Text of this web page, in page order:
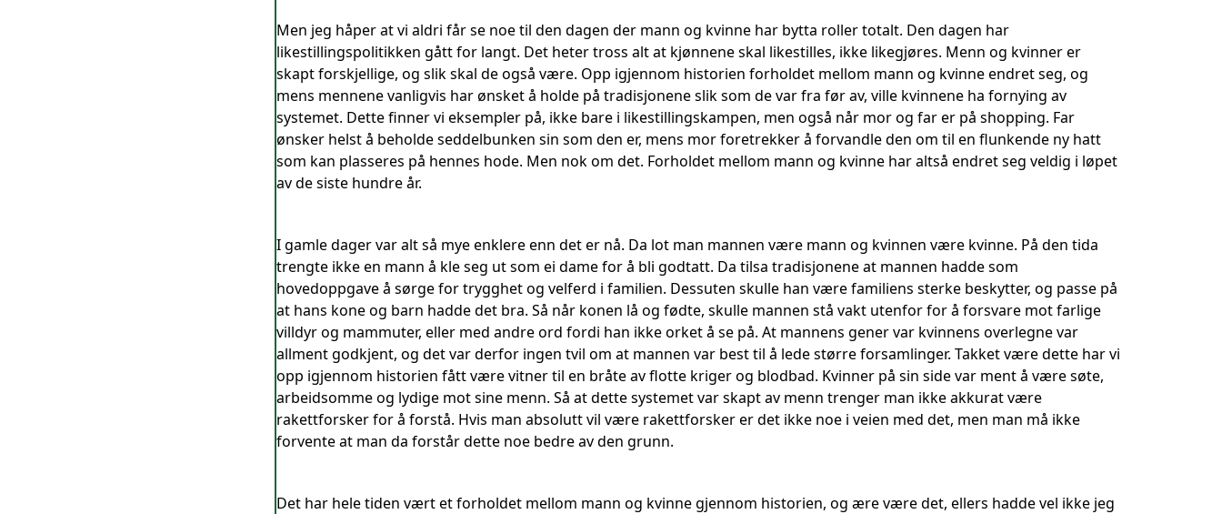
Men jeg håper at vi aldri får se noe til den dagen der mann og kvinne har bytta roller totalt. Den dagen har
likestillingspolitikken gått for langt. Det heter tross alt at kjønnene skal likestilles, ikke likegjøres. Menn og kvinner er
skapt forskjellige, og slik skal de også være. Opp igjennom historien forholdet mellom mann og kvinne endret seg, og
mens mennene vanligvis har ønsket å holde på tradisjonene slik som de var fra før av, ville kvinnene ha fornying av
systemet. Dette finner vi eksempler på, ikke bare i likestillingskampen, men også når mor og far er på shopping. Far
ønsker helst å beholde seddelbunken sin som den er, mens mor foretrekker å forvandle den om til en flunkende ny hatt
som kan plasseres på hennes hode. Men nok om det. Forholdet mellom mann og kvinne har altså endret seg veldig i løpet
av de siste hundre år.
I gamle dager var alt så mye enklere enn det er nå. Da lot man mannen være mann og kvinnen være kvinne. På den tida
trengte ikke en mann å kle seg ut som ei dame for å bli godtatt. Da tilsa tradisjonene at mannen hadde som
hovedoppgave å sørge for trygghet og velferd i familien. Dessuten skulle han være familiens sterke beskytter, og passe på
at hans kone og barn hadde det bra. Så når konen lå og fødte, skulle mannen stå vakt utenfor for å forsvare mot farlige
villdyr og mammuter, eller med andre ord fordi han ikke orket å se på. At mannens gener var kvinnens overlegne var
allment godkjent, og det var derfor ingen tvil om at mannen var best til å lede større forsamlinger. Takket være dette har vi
opp igjennom historien fått være vitner til en bråte av flotte kriger og blodbad. Kvinner på sin side var ment å være søte,
arbeidsomme og lydige mot sine menn. Så at dette systemet var skapt av menn trenger man ikke akkurat være
rakettforsker for å forstå. Hvis man absolutt vil være rakettforsker er det ikke noe i veien med det, men man må ikke
forvente at man da forstår dette noe bedre av den grunn.
Det har hele tiden vært et forholdet mellom mann og kvinne gjennom historien, og ære være det, ellers hadde vel ikke jeg